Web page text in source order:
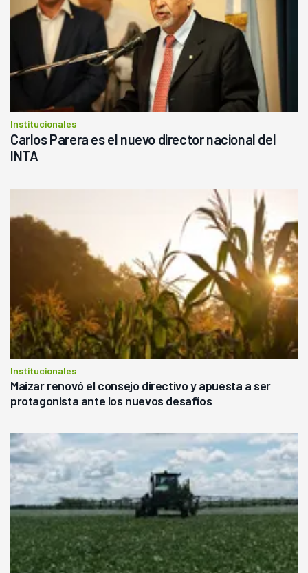
Institucionales
Carlos Parera es el nuevo director nacional del
INTA
Institucionales
Maizar renovó el consejo directivo y apuesta a ser
protagonista ante los nuevos desafíos